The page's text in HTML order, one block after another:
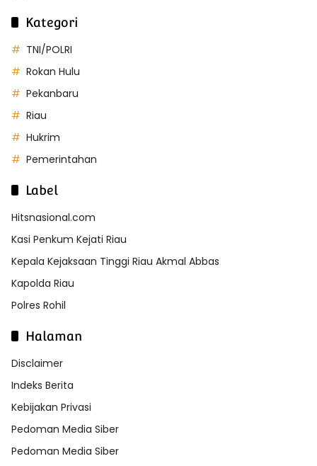
Kategori
TNI/POLRI
Rokan Hulu
Pekanbaru
Riau
Hukrim
Pemerintahan
Label
Hitsnasional.com
Kasi Penkum Kejati Riau
Kepala Kejaksaan Tinggi Riau Akmal Abbas
Kapolda Riau
Polres Rohil
Halaman
Disclaimer
Indeks Berita
Kebijakan Privasi
Pedoman Media Siber
Pedoman Media Siber